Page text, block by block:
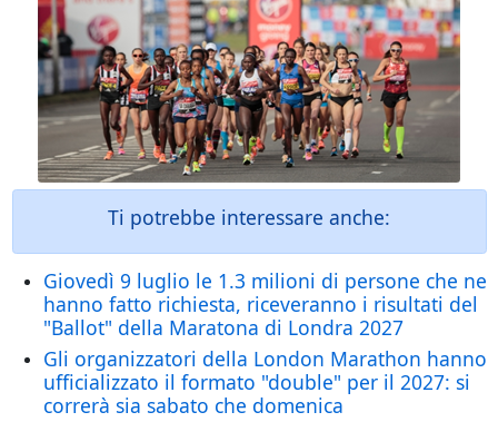
Ti potrebbe interessare anche:
Giovedì 9 luglio le 1.3 milioni di persone che ne
hanno fatto richiesta, riceveranno i risultati del
"Ballot" della Maratona di Londra 2027
Gli organizzatori della London Marathon hanno
ufficializzato il formato "double" per il 2027: si
correrà sia sabato che domenica